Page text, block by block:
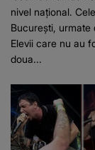
nivel național.
București, urmate
Elevii care nu au
doua...